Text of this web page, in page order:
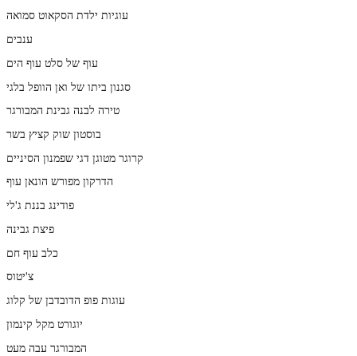
עוגיות ילדת הסקאוט סמואה
ענבים
עוף של סלט עוף הים
סגנון ביתו של ואן הוופל בלגי
טירה לבנה גבינת המבורגר
בוסטון שוק קציץ בשר
קרוגר מטוגן דגי שפמנון הסיניים
הדרקון מפורש הונאן עוף
פודינג בננת ג'לי
פיצת גבינה
כלב עוף חם
צ'יטוס
עוגות פופ הדובדבן של קלוג
יוגורט מקל קינמון
המבורגר עבה מעט